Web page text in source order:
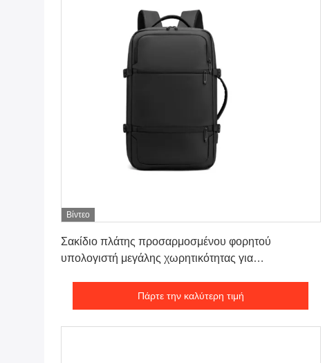
Βίντεο
Σακίδιο πλάτης προσαρμοσμένου φορητού
υπολογιστή μεγάλης χωρητικότητας για
Πάρτε την καλύτερη τιμή